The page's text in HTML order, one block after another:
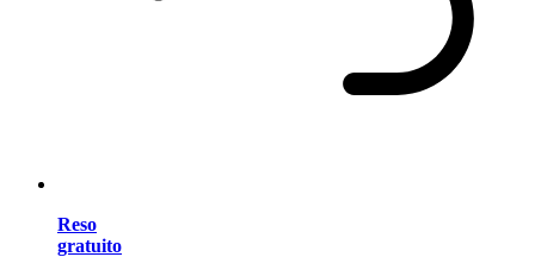
Reso
gratuito